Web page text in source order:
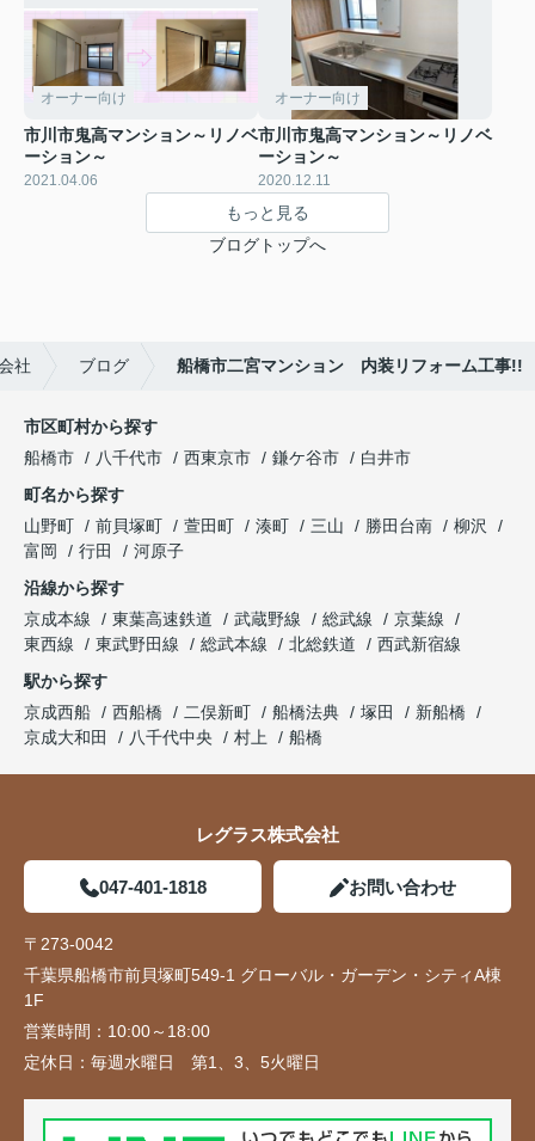
オーナー向け
市川市鬼高マンション～リノベ
ーション～
2021.04.06
オーナー向け
市川市鬼高マンション～リノベ
ーション～
2020.12.11
もっと見る
ブログトップへ
社 ブログ 船橋市二宮マンション 内装リフォーム工事!!
市区町村から探す
船橋市
八千代市 西東京市 鎌ケ谷市
白井市
町名から探す
山野町
前貝塚町 萱田町 湊町 三山 勝田台南
柳沢
富岡
行田
河原子
沿線から探す
京成本線
東葉高速鉄道 武蔵野線 総武線
京葉線
東西線
東武野田線 総武本線 北総鉄道
西武新宿線
駅から探す
京成西船
西船橋 二俣新町 船橋法典 塚田
新船橋
京成大和田
八千代中央 村上 船橋
レグラス株式会社
047-401-1818 お問い合わせ
〒273-0042
千葉県船橋市前貝塚町549-1 グローバル・ガーデン・シティA棟
1F
営業時間： 10:00～18:00
定休日： 毎週水曜日 第1、3、5火曜日